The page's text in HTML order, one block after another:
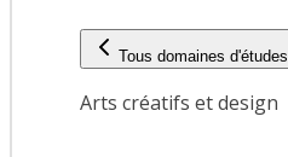
Tous domaines d'études
Arts créatifs et design